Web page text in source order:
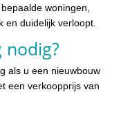
woningen,
en duidelijk verloopt.
nodig?
als u een nieuwbouw
een verkoopprijs van